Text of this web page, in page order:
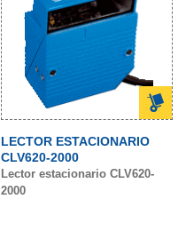
LECTOR ESTACIONARIO
CLV620-2000
Lector estacionario CLV620-
2000